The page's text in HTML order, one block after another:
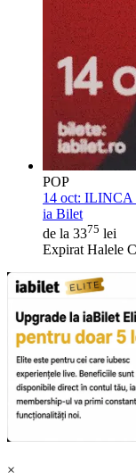
POP
14 oct: ILINCA
ia Bilet
de la 3375 lei
Expirat Halele
×